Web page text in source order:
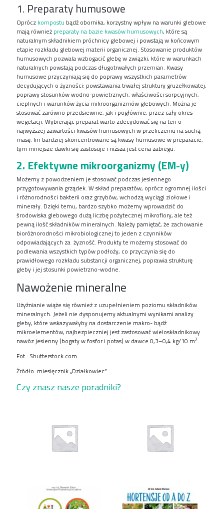
1. Preparaty humusowe
Oprócz kompostu bądź obornika, korzystny wpływ na warunki glebowe
mają również preparaty na bazie kwasów humusowych, które są
naturalnym składnikiem próchnicy glebowej i powstają w końcowym
etapie rozkładu glebowej materii organicznej. Stosowanie produktów
humusowych pozwala wzbogacić glebę w związki, które w warunkach
naturalnych powstają podczas długotrwałych przemian. Kwasy
humusowe przyczyniają się do poprawy wszystkich parametrów
decydujących o żyzności: powstawania trwałej struktury gruzełkowatej,
poprawy stosunków wodno-powietrznych, właściwości sorpcyjnych,
cieplnych i warunków życia mikroorganizmów glebowych. Można je
stosować zarówno przedsiewnie, jak i pogłównie, przez cały okres
wegetacji. Wybierając preparat warto zdecydować się na ten o
najwyższej zawartości kwasów humusowych w przeliczeniu na suchą
masę. Im bardziej skoncentrowane są kwasy humusowe w preparacie,
tym mniejsze dawki się zastosuje i niższa jest cena zabiegu.
2. Efektywne mikroorganizmy (EM-y)
Możemy z powodzeniem je stosować podczas jesiennego
przygotowywania grządek. W skład preparatów, oprócz ogromnej ilości
i różnorodności bakterii oraz grzybów, wchodzą wyciągi ziołowe i
minerały. Dzięki temu, bardzo szybko możemy wprowadzić do
środowiska glebowego dużą liczbę pożytecznej mikroflory, ale też
pewną ilość składników mineralnych. Należy pamiętać, że zachowanie
bioróżnorodności mikrobiologicznej to jeden z czynników
odpowiadających za żyzność. Produkty te możemy stosować do
podlewania wszystkich typów podłoży, co przyczynia się do
prawidłowego rozkładu substancji organicznej, poprawia strukturę
gleby i jej stosunki powietrzno-wodne.
Nawożenie mineralne
Użyźnianie wiąże się również z uzupełnieniem poziomu składników
mineralnych. Jeżeli nie dysponujemy aktualnymi wynikami analizy
gleby, które wskazywałyby na dostarczenie makro- bądź
mikroelementów, najbezpieczniej jest zastosować wieloskładnikowy
nawóz jesienny (bogaty w fosfor i potas) w dawce 0,3–0,4 kg/10 m2.
Fot.: Shutterstock.com
Źródło: miesięcznik „Działkowiec”
Czy znasz nasze poradniki?